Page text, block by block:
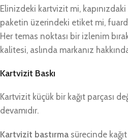
Elinizdeki kartvizit mi,
paketin üzerindeki etiket mi,
Her temas noktası bir izlenim
kalitesi, aslında markanız
Kartvizit Baskı
Kartvizit küçük bir kağıt parçası
devamıdır.
Kartvizit bastırma sürecinde